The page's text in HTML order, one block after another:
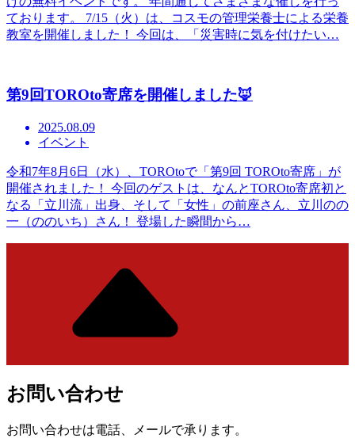
ております。 7/15（火）は、コスモの管理栄養士による栄養
教室を開催しました！ 今回は、「災害時に気を付けたい…
第9回TOROto寄席を開催しました🦊
2025.08.09
イベント
令和7年8月6日（水）、TOROtoで「第9回 TOROto寄席」が
開催されました！ 今回のゲストは、なんとTOROto寄席初と
なる「立川流」出身、そして「女性」の前座さん、立川のの
一（ののいち）さん！ 登場した瞬間から…
お問い合わせ
お問い合わせは電話、メールで承ります。